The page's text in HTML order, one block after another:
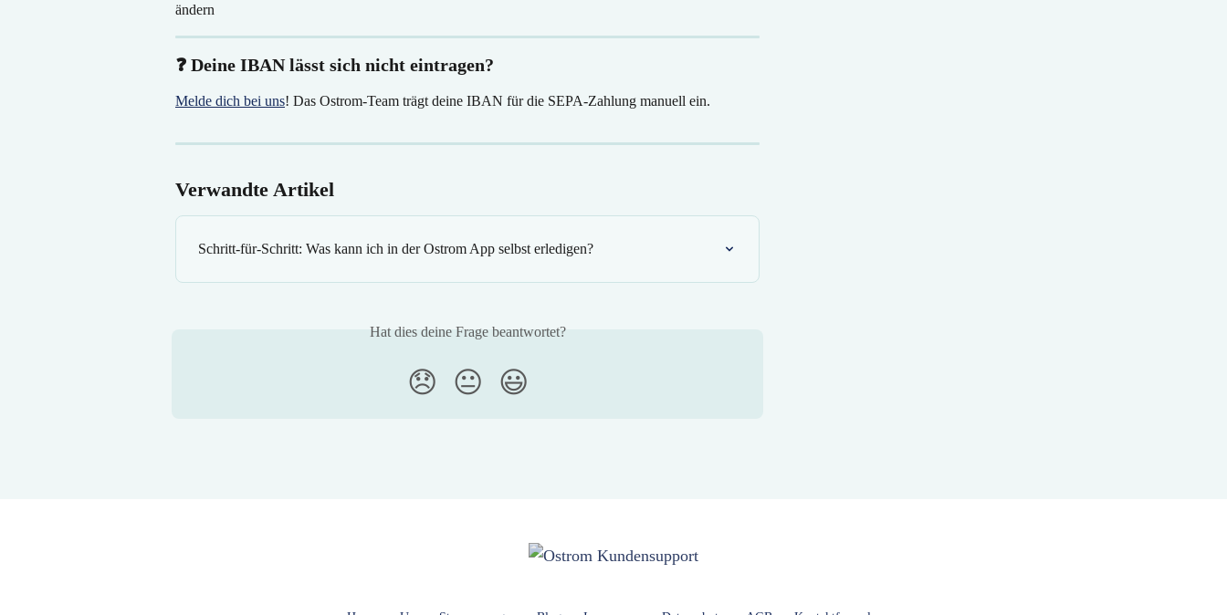
ändern
❓ Deine IBAN lässt sich nicht eintragen?
Melde dich bei uns! Das Ostrom-Team trägt deine IBAN für die SEPA-Zahlung manuell ein.
Verwandte Artikel
Schritt-für-Schritt: Was kann ich in der Ostrom App selbst erledigen?
Hat dies deine Frage beantwortet?
😞 😐 😃